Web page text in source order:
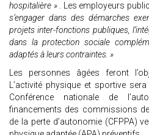
hospitalière » . Les employeurs
s’engager dans des démarches
projets inter-fonctions publiques,
dans la protection sociale
adaptés à leurs contraintes. »
Les personnes âgées feront
L’activité physique et sportive
Conférence nationale de
financements des commissions
de la perte d’autonomie (CFPPA)